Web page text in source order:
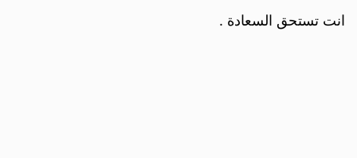
انت تستحق السعادة .